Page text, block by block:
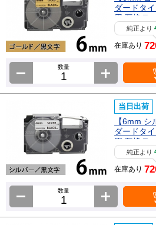
ダードタ
用 互換テ
GD純正より
在庫あり
数量
当日出荷
【6mm
ダードタ
用 互換テ
純正より
在庫あり
数量